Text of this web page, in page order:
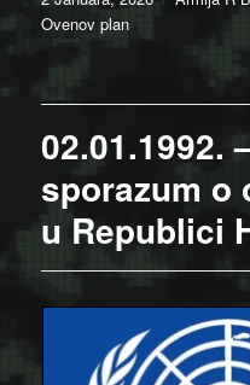
on
Ovenov plan
02.01.1992.
sporazum o
u Republici